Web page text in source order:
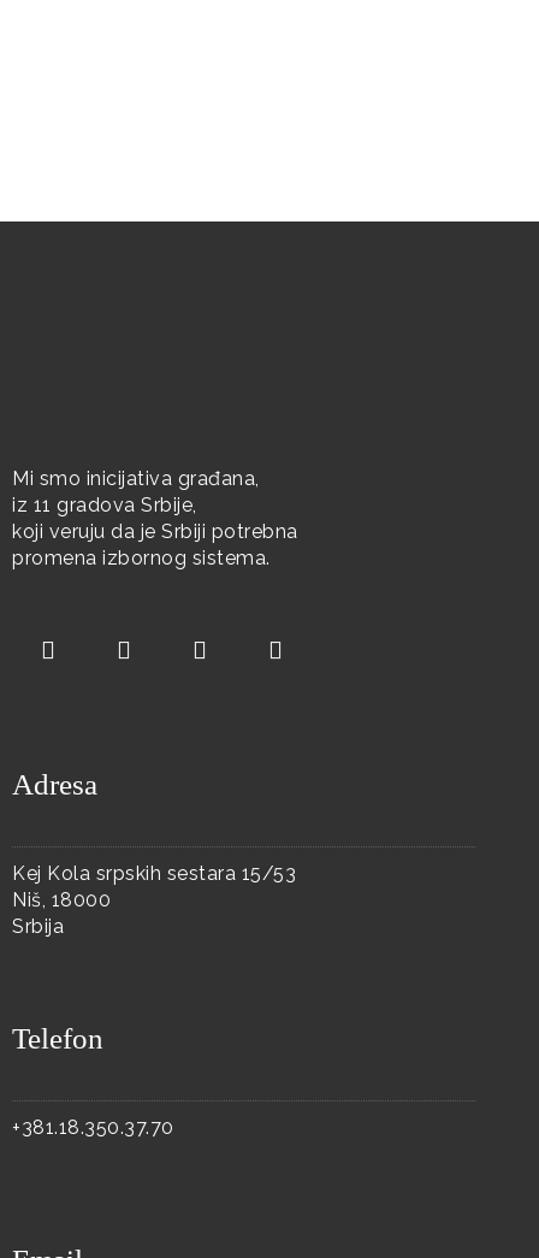
Mi smo inicijativa građana,
iz 11 gradova Srbije,
koji veruju da je Srbiji potrebna
promena izbornog sistema.
Adresa
Kej Kola srpskih sestara 15/53
Niš, 18000
Srbija
Telefon
+381.18.350.37.70